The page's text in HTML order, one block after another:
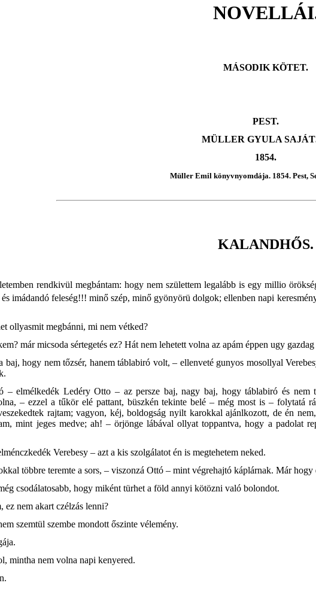
MÁSODIK KÖTET.
PEST.
MÜLLER GYULA
1854.
Müller Emil könyvnyomdája. 1854. Pest,
KALANDHŐS.
rendkivül megbántam: hogy nem születtem legalább is egy millio
imádandó feleség!!! minő szép, minő gyönyörü dolgok; ellenben napi
ollyasmit megbánni, mi nem vétked?
már micsoda sértegetés ez? Hát nem lehetett volna az apám éppen ugy
baj, hogy nem tőzsér, hanem táblabiró volt, – ellenveté gunyos mosollyal
– elmélkedék Ledéry Otto – az persze baj, nagy baj, hogy táblabiró és nem
– ezzel a tűkör elé pattant, büszkén tekinte belé – még most is – folytatá
rajtam; vagyon, kéj, boldogság nyilt karokkal ajánlkozott, de én
mint jeges medve; ah! – örjönge lábával ollyat toppantva, hogy a padolat
Verebesy – azt a kis szolgálatot én is megtehetem neked.
többre teremte a sors, – viszonzá Ottó – mint végrehajtó káplárnak. Már
csodálatosabb, hogy miként türhet a föld annyi kötözni való bolondot.
ez nem akart czélzás lenni?
szemtül szembe mondott őszinte vélemény.
mintha nem volna napi kenyered.